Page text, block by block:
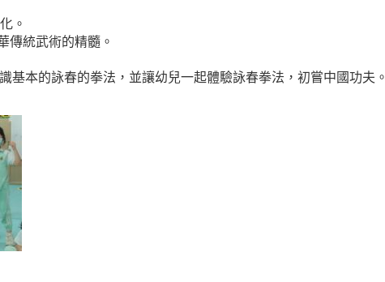
。
傳統武術的精髓。
基本的詠春的拳法，並讓幼兒一起體驗詠春拳法，初嘗中國功夫。